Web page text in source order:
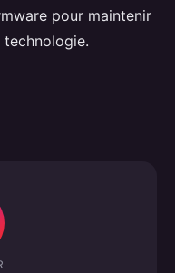
pour maintenir